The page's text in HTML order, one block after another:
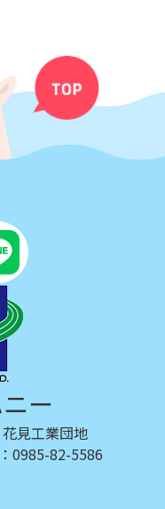
ー
見工業団地
0985-82-5586